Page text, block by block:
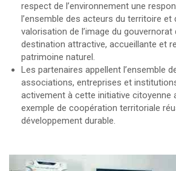
respect de l’environnement une
l’ensemble des acteurs du territoire et
valorisation de l’image du
destination attractive, accueillante et
patrimoine naturel.
Les partenaires appellent l’ensemble
associations, entreprises et
activement à cette initiative citoyenne
exemple de coopération territoriale
développement durable.